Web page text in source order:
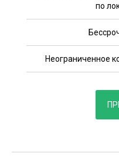
по
Неограниченное